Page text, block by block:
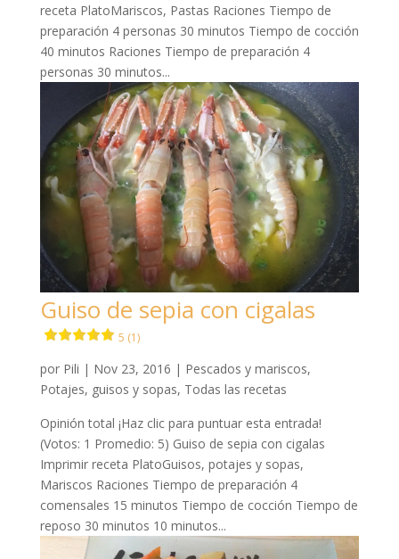
receta PlatoMariscos, Pastas Raciones Tiempo de
preparación 4 personas 30 minutos Tiempo de cocción
40 minutos Raciones Tiempo de preparación 4
personas 30 minutos...
Guiso de sepia con cigalas
5 (1)
por Pili | Nov 23, 2016 | Pescados y mariscos,
Potajes, guisos y sopas, Todas las recetas
Opinión total ¡Haz clic para puntuar esta entrada!
(Votos: 1 Promedio: 5) Guiso de sepia con cigalas
Imprimir receta PlatoGuisos, potajes y sopas,
Mariscos Raciones Tiempo de preparación 4
comensales 15 minutos Tiempo de cocción Tiempo de
reposo 30 minutos 10 minutos...